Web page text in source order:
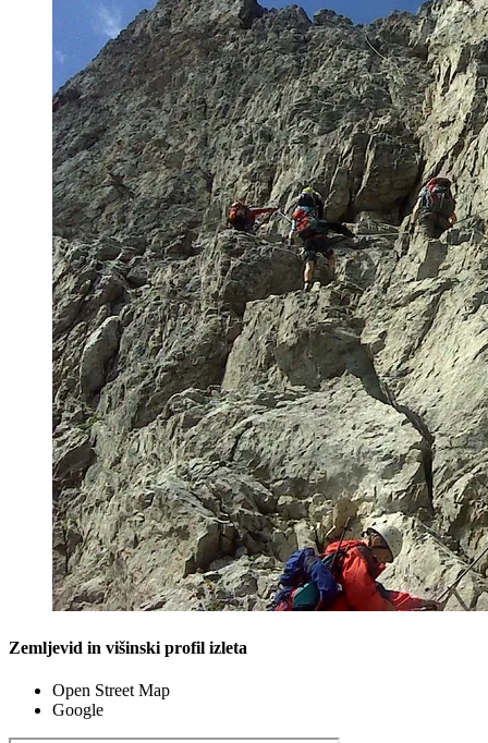
Zemljevid in višinski profil izleta
Open Street Map
Google